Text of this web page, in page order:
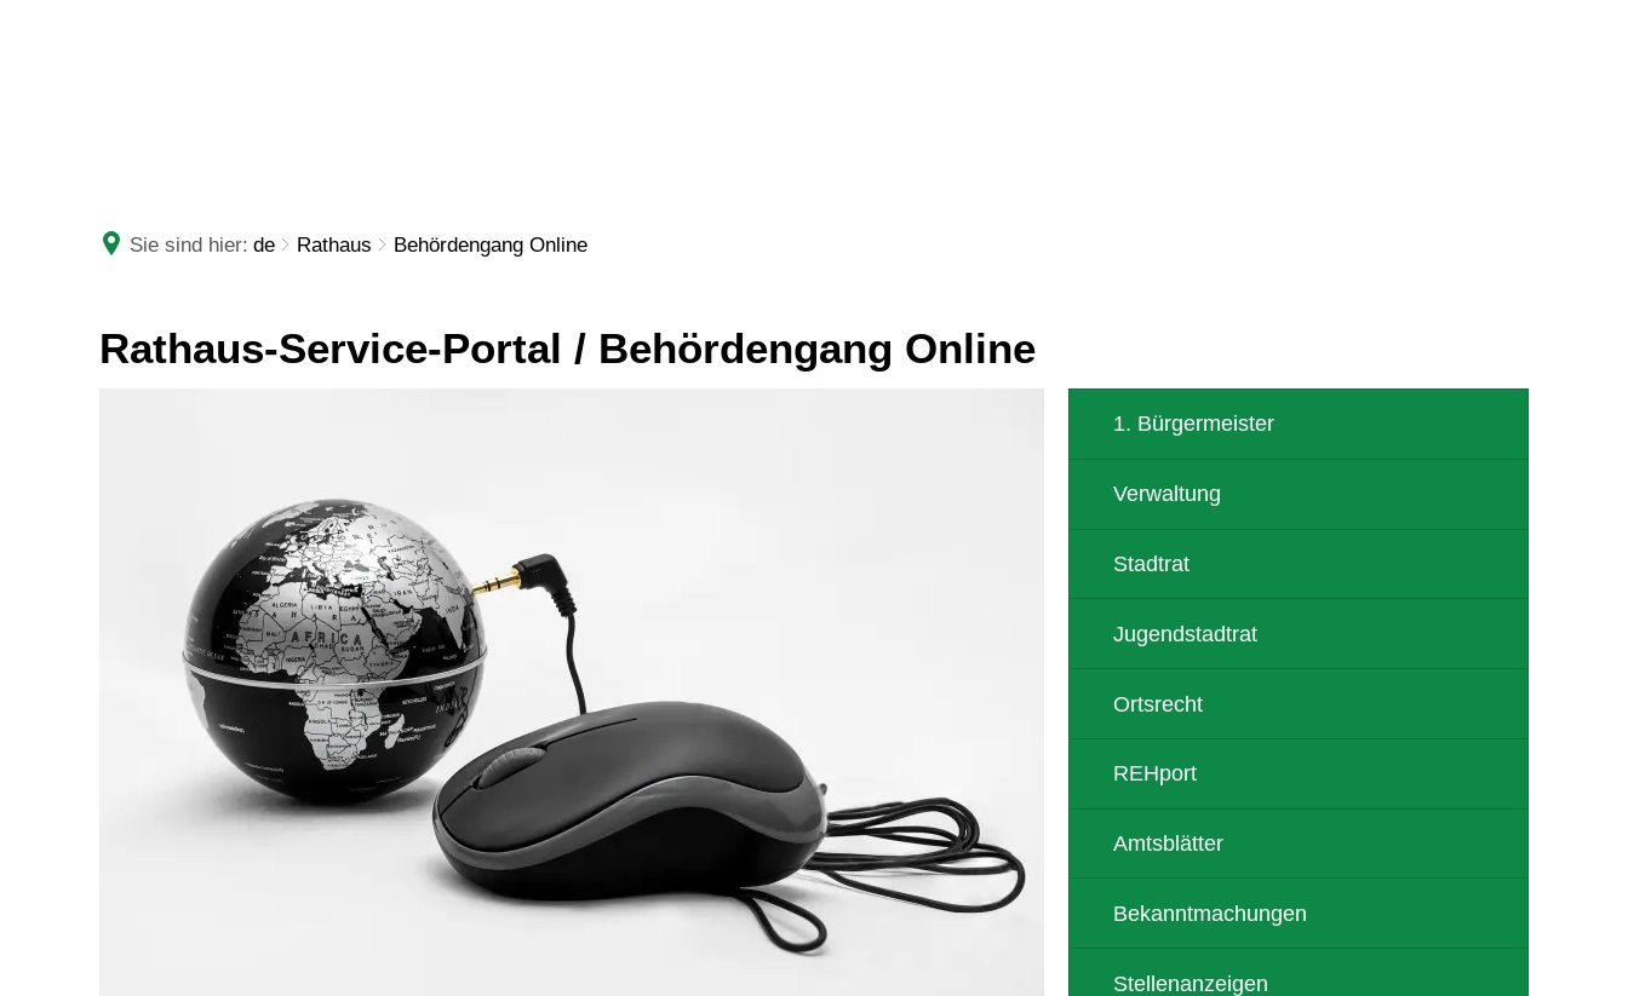
Sie sind hier: de Rathaus Behördengang Online
Behördengang
Rathaus-Service-Portal / Behördengang Online
1. Bürgermeister
Verwaltung
Stadtrat
Jugendstadtrat
Ortsrecht
REHport
Amtsblätter
Bekanntmachungen
Stellenanzeigen